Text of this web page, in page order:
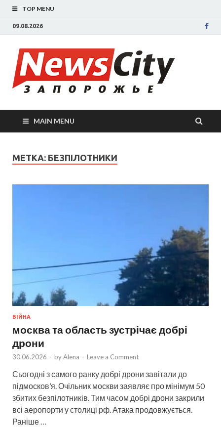
TOP MENU
09.08.2026
MAIN MENU
МЕТКА: БЕЗПІЛОТНИКИ
ВІЙНА
москва та область зустрічає добрі
дрони
30.06.2026 - byAlena - Leave a Comment
Сьогодні з самого ранку добрі дрони завітали до
підмосков’я. Очільник москви заявляє про мінімум 50
збитих безпілотників. Тим часом добрі дрони закрили
всі аеропорти у столиці рф. Атака продовжується.
Раніше …